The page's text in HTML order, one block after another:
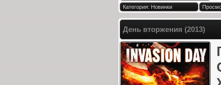
Категория: Новинки
День вторжения (2013)